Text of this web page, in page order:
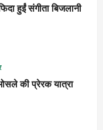
हुईं संगीता बिजलानी
की प्रेरक यात्रा